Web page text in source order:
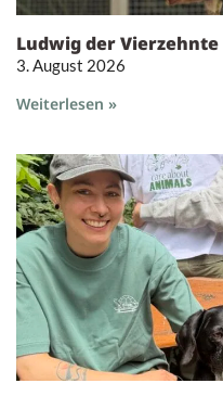
Ludwig der
3. August 2026
Weiterlesen »